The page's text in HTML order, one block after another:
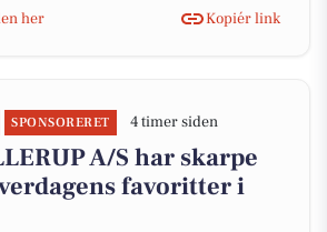
her
Kopiér link
SPONSORERET 4 timer siden
A/S har skarpe
favoritter i